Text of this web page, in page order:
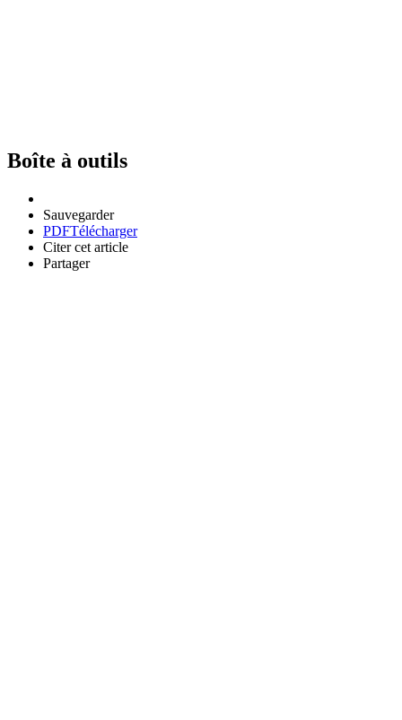
Boîte à outils
Sauvegarder
PDFTélécharger
Citer cet article
Partager